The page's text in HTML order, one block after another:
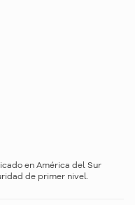
en América del Sur
de primer nivel.